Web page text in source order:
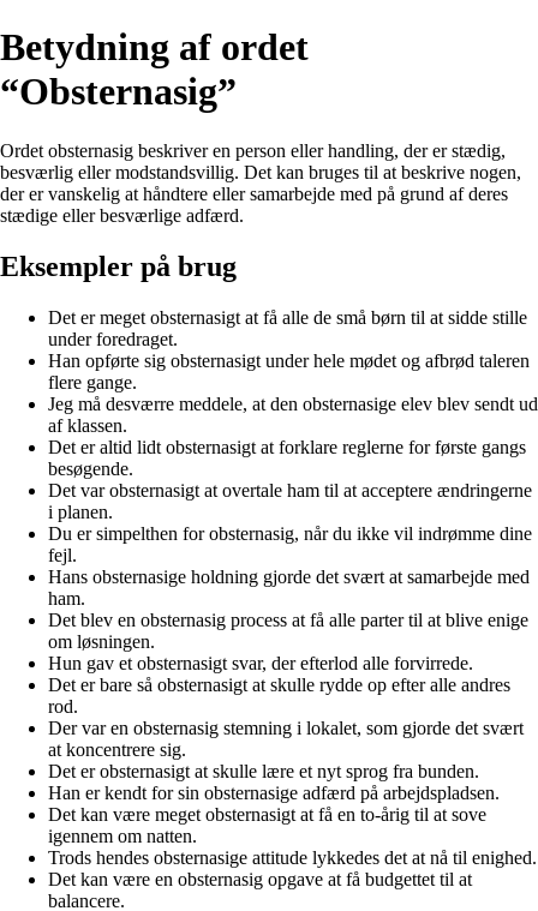
Betydning af ordet
“Obsternasig”
Ordet obsternasig beskriver en person eller handling, der er stædig,
besværlig eller modstandsvillig. Det kan bruges til at beskrive nogen,
der er vanskelig at håndtere eller samarbejde med på grund af deres
stædige eller besværlige adfærd.
Eksempler på brug
Det er meget obsternasigt at få alle de små børn til at sidde stille
under foredraget.
Han opførte sig obsternasigt under hele mødet og afbrød taleren
flere gange.
Jeg må desværre meddele, at den obsternasige elev blev sendt ud
af klassen.
Det er altid lidt obsternasigt at forklare reglerne for første gangs
besøgende.
Det var obsternasigt at overtale ham til at acceptere ændringerne
i planen.
Du er simpelthen for obsternasig, når du ikke vil indrømme dine
fejl.
Hans obsternasige holdning gjorde det svært at samarbejde med
ham.
Det blev en obsternasig process at få alle parter til at blive enige
om løsningen.
Hun gav et obsternasigt svar, der efterlod alle forvirrede.
Det er bare så obsternasigt at skulle rydde op efter alle andres
rod.
Der var en obsternasig stemning i lokalet, som gjorde det svært
at koncentrere sig.
Det er obsternasigt at skulle lære et nyt sprog fra bunden.
Han er kendt for sin obsternasige adfærd på arbejdspladsen.
Det kan være meget obsternasigt at få en to-årig til at sove
igennem om natten.
Trods hendes obsternasige attitude lykkedes det at nå til enighed.
Det kan være en obsternasig opgave at få budgettet til at
balancere.